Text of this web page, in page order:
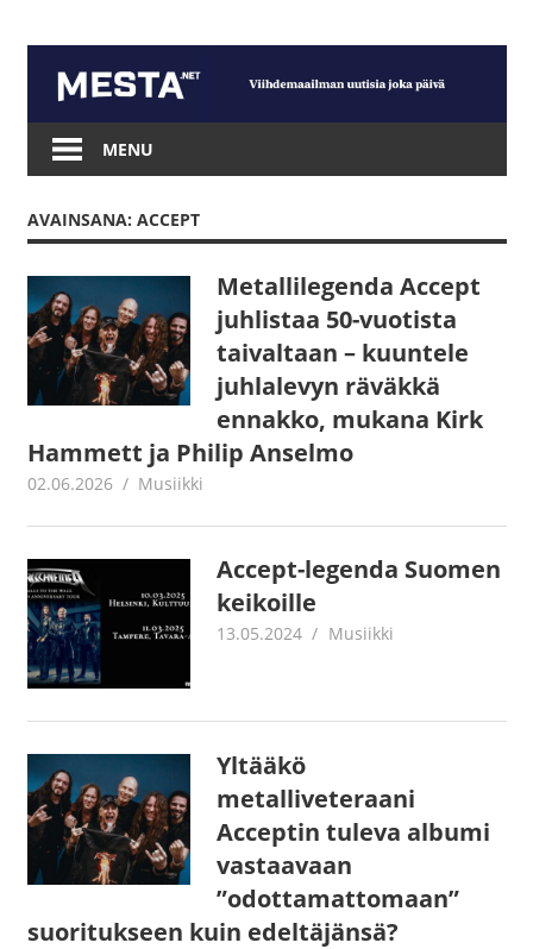
content
Mesta.net
MENU
AVAINSANA: ACCEPT
Metallilegenda Accept
juhlistaa 50-vuotista
taivaltaan – kuuntele
juhlalevyn räväkkä
ennakko, mukana Kirk
Hammett ja Philip Anselmo
02.06.2026 Juha Kaunisto
Musiikki
Accept-legenda Suomen
keikoille
13.05.2024 Juha Kaunisto
Musiikki
Yltääkö
metalliveteraani
Acceptin tuleva albumi
vastaavaan
”odottamattomaan”
suoritukseen kuin edeltäjänsä?